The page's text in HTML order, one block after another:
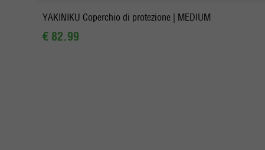
YAKINIKU Coperchio di protezione | MEDIUM
€ 82.99